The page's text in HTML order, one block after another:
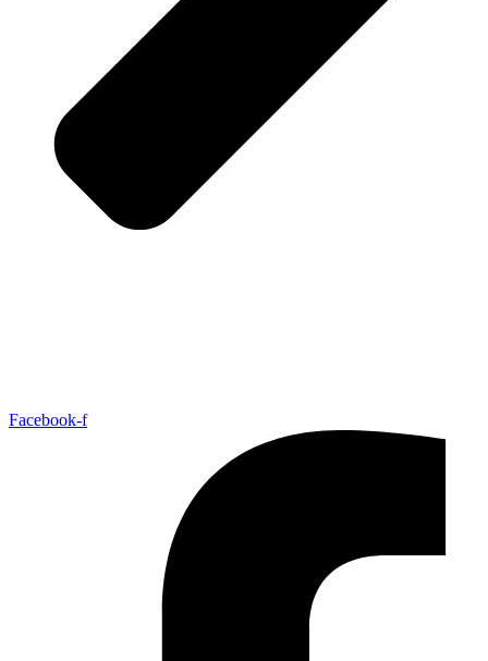
Facebook-f